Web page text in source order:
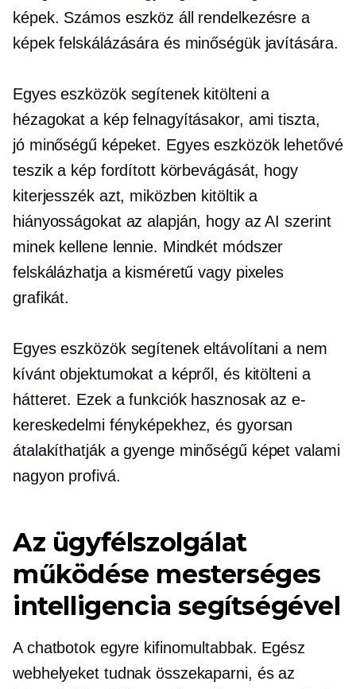
képek. Számos eszköz áll rendelkezésre a
képek felskálázására és minőségük javítására.
Egyes eszközök segítenek kitölteni a
hézagokat a kép felnagyításakor, ami tiszta,
jó minőségűképeket. Egyes eszközök lehetővé
teszik a kép fordított körbevágását, hogy
kiterjesszék azt, miközben kitöltik a
hiányosságokat az alapján, hogy az AI szerint
minek kellene lennie. Mindkét módszer
felskálázhatja a kisméretű vagy pixeles
grafikát.
Egyes eszközök segítenek eltávolítani a nem
kívánt objektumokat a képről, és kitölteni a
hátteret. Ezek a funkciók hasznosak az e-
kereskedelmi fényképekhez, és gyorsan
átalakíthatják agyenge minőségűképet valami
nagyon profivá.
Az ügyfélszolgálat
működése mesterséges
intelligencia segítségével
A chatbotok egyre kifinomultabbak. Egész
webhelyeket tudnak összekaparni, és az